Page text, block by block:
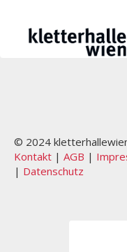
© 2024
Kontakt | AGB |
| Datenschutz